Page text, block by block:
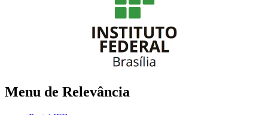
Menu de Relevância